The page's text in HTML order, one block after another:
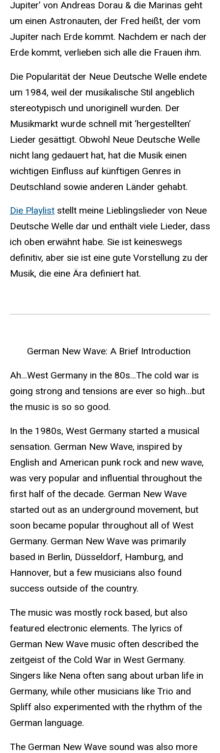
Jupiter’ von Andreas Dorau & die Marinas geht
um einen Astronauten, der Fred heißt, der vom
Jupiter nach Erde kommt. Nachdem er nach der
Erde kommt, verlieben sich alle die Frauen ihm.
Die Popularität der Neue Deutsche Welle endete
um 1984, weil der musikalische Stil angeblich
stereotypisch und unoriginell wurden. Der
Musikmarkt wurde schnell mit ‘hergestellten’
Lieder gesättigt. Obwohl Neue Deutsche Welle
nicht lang gedauert hat, hat die Musik einen
wichtigen Einfluss auf künftigen Genres in
Deutschland sowie anderen Länder gehabt.
Die Playlist stellt meine Lieblingslieder von Neue
Deutsche Welle dar und enthält viele Lieder, dass
ich oben erwähnt habe. Sie ist keineswegs
definitiv, aber sie ist eine gute Vorstellung zu der
Musik, die eine Ära definiert hat.
German New Wave: A Brief Introduction
Ah...West Germany in the 80s...The cold war is
going strong and tensions are ever so high...but
the music is so so good.
In the 1980s, West Germany started a musical
sensation. German New Wave, inspired by
English and American punk rock and new wave,
was very popular and influential throughout the
first half of the decade. German New Wave
started out as an underground movement, but
soon became popular throughout all of West
Germany. German New Wave was primarily
based in Berlin, Düsseldorf, Hamburg, and
Hannover, but a few musicians also found
success outside of the country.
The music was mostly rock based, but also
featured electronic elements. The lyrics of
German New Wave music often described the
zeitgeist of the Cold War in West Germany.
Singers like Nena often sang about urban life in
Germany, while other musicians like Trio and
Spliff also experimented with the rhythm of the
German language.
The German New Wave sound was also more